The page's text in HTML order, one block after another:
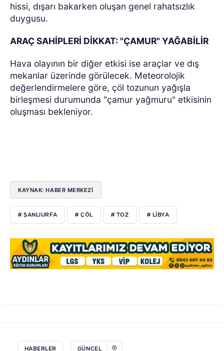
hissi, dışarı bakarken oluşan genel rahatsızlık
duygusu.
ARAÇ SAHİPLERİ DİKKAT: "ÇAMUR" YAĞABİLİR
Hava olayının bir diğer etkisi ise araçlar ve dış
mekanlar üzerinde görülecek. Meteorolojik
değerlendirmelere göre, çöl tozunun yağışla
birleşmesi durumunda "çamur yağmuru" etkisinin
oluşması bekleniyor.
KAYNAK: HABER MERKEZİ
# ŞANLIURFA # ÇÖL # TOZ # LIBYA
HABERLER GÜNCEL